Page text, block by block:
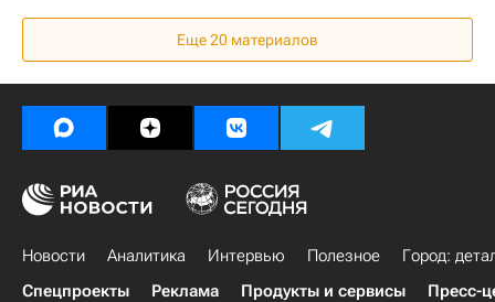
Еще 20 материалов
Новости Аналитика Интервью Полезное
Город:
Спецпроекты
Реклама Продукты и сервисы Пресс-